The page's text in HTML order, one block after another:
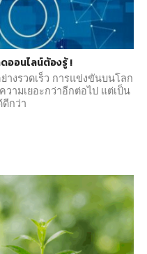
ออนไลน์ต้องรู้ !
างรวดเร็ว การแข่งขันบนโลก
ามเยอะกว่าอีกต่อไป แต่เป็น
ดีกว่า